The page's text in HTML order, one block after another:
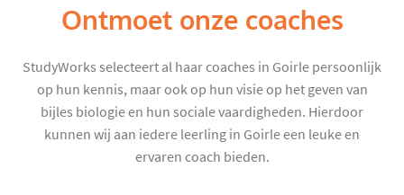
Ontmoet onze coaches
StudyWorks selecteert al haar coaches in Goirle persoonlijk
op hun kennis, maar ook op hun visie op het geven van
bijles biologie en hun sociale vaardigheden. Hierdoor
kunnen wij aan iedere leerling in Goirle een leuke en
ervaren coach bieden.